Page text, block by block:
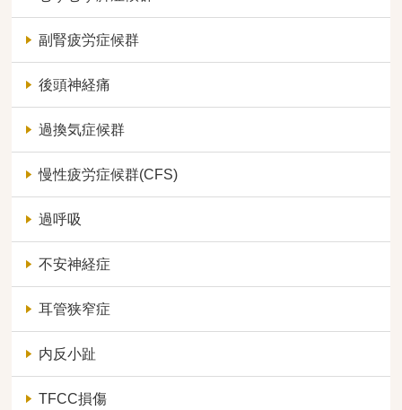
副腎疲労症候群
後頭神経痛
過換気症候群
慢性疲労症候群(CFS)
過呼吸
不安神経症
耳管狭窄症
内反小趾
TFCC損傷